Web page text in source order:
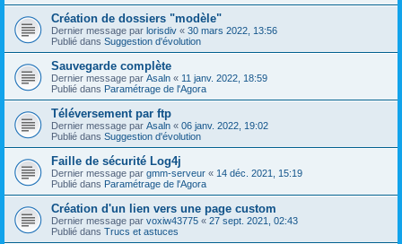
Création de dossiers "modèle"
Dernier message par lorisdiv « 30 mars 2022, 13:56
Publié dans Suggestion d'évolution
Sauvegarde complète
Dernier message par Asaln « 11 janv. 2022, 18:59
Publié dans Paramétrage de l'Agora
Téléversement par ftp
Dernier message par Asaln « 06 janv. 2022, 19:02
Publié dans Suggestion d'évolution
Faille de sécurité Log4j
Dernier message par gmm-serveur « 14 déc. 2021, 15:19
Publié dans Paramétrage de l'Agora
Création d'un lien vers une page custom
Dernier message par voxiw43775 « 27 sept. 2021, 02:43
Publié dans Trucs et astuces